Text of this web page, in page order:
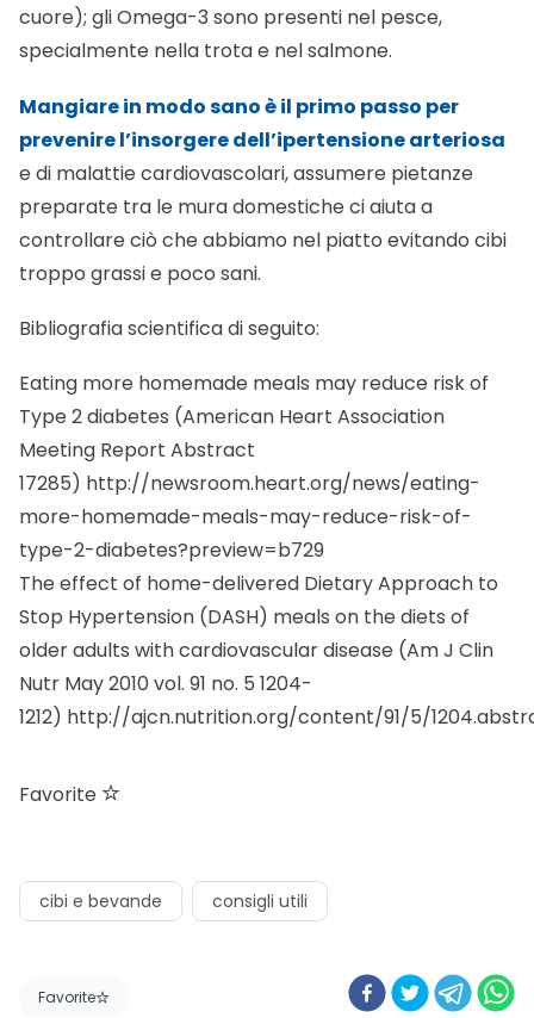
cuore); gli Omega-3 sono presenti nel pesce,
specialmente nella trota e nel salmone.
Mangiare in modo sano è il primo passo per
prevenire l’insorgere dell’ipertensione arteriosa
e di malattie cardiovascolari, assumere pietanze
preparate tra le mura domestiche ci aiuta a
controllare ciò che abbiamo nel piatto evitando cibi
troppo grassi e poco sani.
Bibliografia scientifica di seguito:
Eating more homemade meals may reduce risk of
Type 2 diabetes (American Heart Association
Meeting Report Abstract
17285) http://newsroom.heart.org/news/eating-
more-homemade-meals-may-reduce-risk-of-
type-2-diabetes?preview=b729
The effect of home-delivered Dietary Approach to
Stop Hypertension (DASH) meals on the diets of
older adults with cardiovascular disease (Am J Clin
Nutr May 2010 vol. 91 no. 5 1204-
1212) http://ajcn.nutrition.org/content/91/5/
Favorite
cibi e bevande consigli utili
Favorite